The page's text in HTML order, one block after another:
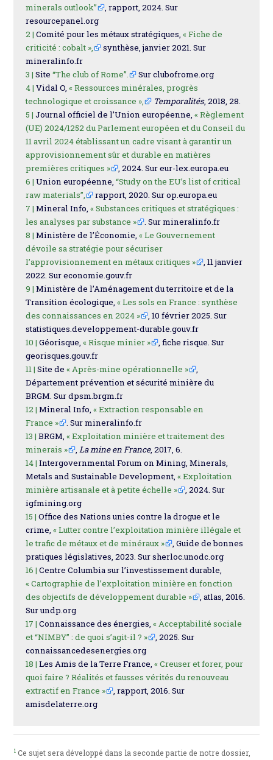
minerals outlook”
, rapport, 2024. Sur
resourcepanel.org
2 | Comité pour les métaux stratégiques,« Fiche de
criticité : cobalt »,
synthèse, janvier 2021. Sur
mineralinfo.fr
3 | Site“The club of Rome”.
Sur clubofrome.org
4 | Vidal O,« Ressources minérales, progrès
technologique et croissance »,
Temporalités, 2018, 28.
5 | Journal officiel de l’Union européenne,« Règlement
(UE) 2024/1252 du Parlement européen et du Conseil du
11 avril 2024 établissant un cadre visant à garantir un
approvisionnement sûr et durable en matières
premières critiques »
, 2024. Sur eur-lex.europa.eu
6 | Union européenne,“Study on the EU’s list of critical
raw materials”,
rapport, 2020. Sur op.europa.eu
7 | Mineral Info,« Substances critiques et stratégiques :
les analyses par substance »
. Sur mineralinfo.fr
8 | Ministère de l’Économie,« Le Gouvernement
dévoile sa stratégie pour sécuriser
l’approvisionnement en métaux critiques »
, 11 janvier
2022. Sur economie.gouv.fr
9 | Ministère de l’Aménagement du territoire et de la
Transition écologique,« Les sols en France : synthèse
des connaissances en 2024 »
, 10 février 2025. Sur
statistiques.developpement-durable.gouv.fr
10 | Géorisque,« Risque minier »
, fiche risque. Sur
georisques.gouv.fr
11 | Site de« Après-mine opérationnelle »
,
Département prévention et sécurité minière du
BRGM. Sur dpsm.brgm.fr
12 | Mineral Info,« Extraction responsable en
France »
. Sur mineralinfo.fr
13 | BRGM,« Exploitation minière et traitement des
minerais »
,La mine en France, 2017, 6.
14 | Intergovernmental Forum on Mining, Minerals,
Metals and Sustainable Development,« Exploitation
minière artisanale et à petite échelle »
, 2024. Sur
igfmining.org
15 | Office des Nations unies contre la drogue et le
crime,« Lutter contre l’exploitation minière illégale et
le trafic de métaux et de minéraux »
, Guide de bonnes
pratiques législatives, 2023. Sur sherloc.unodc.org
16 | Centre Columbia sur l’investissement durable,
« Cartographie de l’exploitation minière en fonction
des objectifs de développement durable »
, atlas, 2016.
Sur undp.org
17 | Connaissance des énergies,« Acceptabilité sociale
et “NIMBY” : de quoi s’agit-il ? »
, 2025. Sur
connaissancedesenergies.org
18 | Les Amis de la Terre France,« Creuser et forer, pour
quoi faire ? Réalités et fausses vérités du renouveau
extractif en France »
, rapport, 2016. Sur
amisdelaterre.org
1 Ce sujet sera développé dans la seconde partie de notre dossier,